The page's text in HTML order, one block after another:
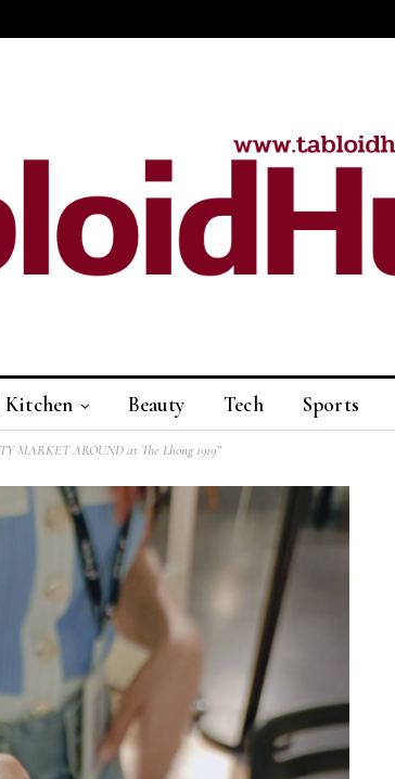
Kitchen Beauty Tech Sports
AROUND at The Lhong 1919”
เปิดแล้ว “โรงแรมทริปเปิ้ลวาย”
แบรนด์โลคอล…
“สหพัฒน์แอดมิชชั่น” ครั้งที่ 22
จัดทัพติวเตอร์ระดับประเทศ